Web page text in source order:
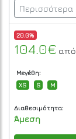
Περισσότερα
20.0%
104.0€ από
Μεγέθη:
XS
S M
Διαθεσιμότητα:
Άμεση